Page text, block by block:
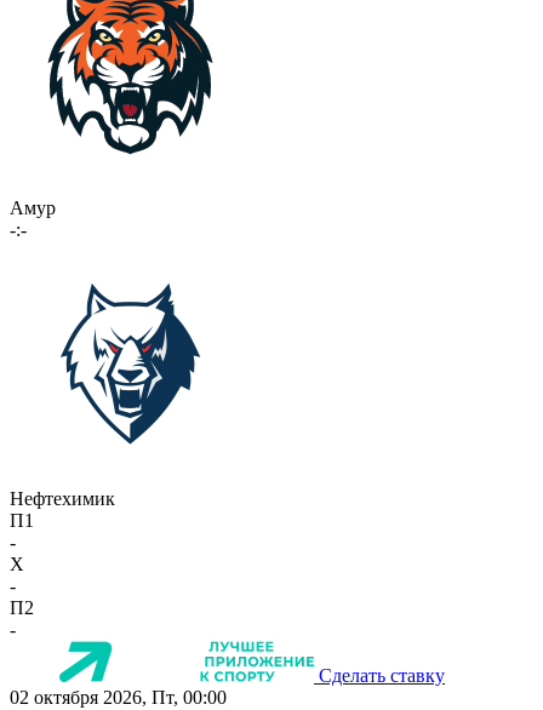
Амур
-:-
Нефтехимик
П1
-
X
-
П2
-
Сделать ставку
02 октября 2026, Пт, 00:00